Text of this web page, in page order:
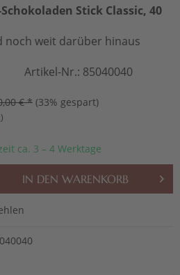
Stick Classic, 40
noch weit darüber hinaus
Artikel-Nr.: 85040040
€ * (33% gespart)
ca. 3 – 4 Werktage
IN DEN WARENKORB